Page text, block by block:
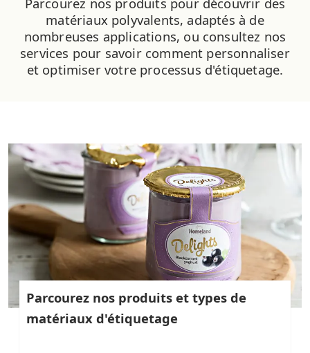
matériaux polyvalents, adaptés à de
nombreuses applications, ou consultez nos
services pour savoir comment personnaliser
et optimiser votre processus d'étiquetage.
Parcourez nos produits et types de
matériaux d'étiquetage